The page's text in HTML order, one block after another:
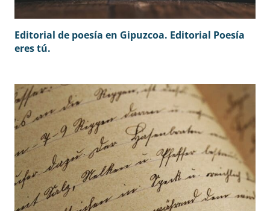
Editorial de poesía en Gipuzcoa. Editorial Poesía
eres tú.